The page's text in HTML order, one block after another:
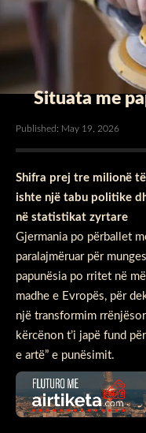
Situata me
Published: May 19, 2026
Shifra prej tre milionë
ishte një tabu politike
në statistikat zyrtare
Gjermania po përballet
paralajmëruar për
papunësia po rritet në
madhe e Evropës, për
një transformim
kërcënon t’i japë fund
e artë” e punësimit.